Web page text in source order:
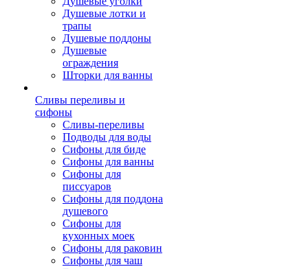
Душевые лотки и
трапы
Душевые поддоны
Душевые
ограждения
Шторки для ванны
Сливы переливы и
сифоны
Сливы-переливы
Подводы для воды
Сифоны для биде
Сифоны для ванны
Сифоны для
писсуаров
Сифоны для поддона
душевого
Сифоны для
кухонных моек
Сифоны для раковин
Сифоны для чаш